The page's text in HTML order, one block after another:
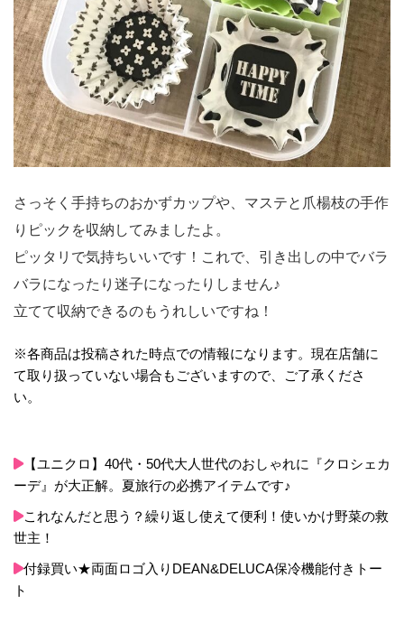
さっそく手持ちのおかずカップや、マステと爪楊枝の手作
りピックを収納してみましたよ。
ピッタリで気持ちいいです！これで、引き出しの中でバラ
バラになったり迷子になったりしません♪
立てて収納できるのもうれしいですね！
※各商品は投稿された時点での情報になります。現在店舗に
て取り扱っていない場合もございますので、ご了承くださ
い。
【ユニクロ】40代・50代大人世代のおしゃれに『クロシェカ
ーデ』が大正解。夏旅行の必携アイテムです♪
これなんだと思う？繰り返し使えて便利！使いかけ野菜の救
世主！
付録買い★両面ロゴ入りDEAN&DELUCA保冷機能付きトー
ト